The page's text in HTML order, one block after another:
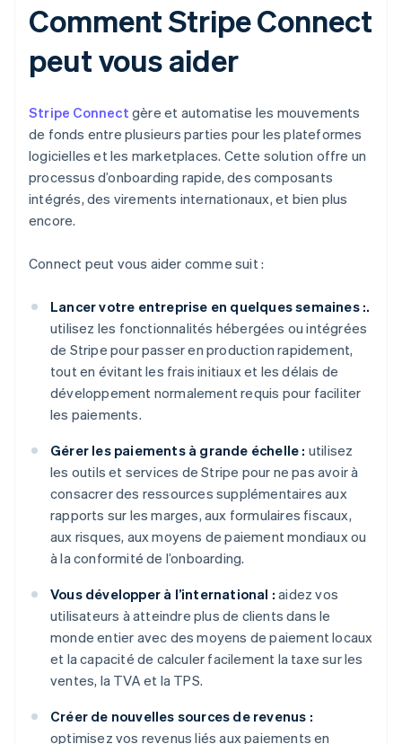
Comment Stripe Connect
peut vous aider
Stripe Connect gère et automatise les mouvements
de fonds entre plusieurs parties pour les plateformes
logicielles et les marketplaces. Cette solution offre un
processus d’onboarding rapide, des composants
intégrés, des virements internationaux, et bien plus
encore.
Connect peut vous aider comme suit :
Lancer votre entreprise en quelques semaines :.
utilisez les fonctionnalités hébergées ou intégrées
de Stripe pour passer en production rapidement,
tout en évitant les frais initiaux et les délais de
développement normalement requis pour faciliter
les paiements.
Gérer les paiements à grande échelle : utilisez
les outils et services de Stripe pour ne pas avoir à
consacrer des ressources supplémentaires aux
rapports sur les marges, aux formulaires fiscaux,
aux risques, aux moyens de paiement mondiaux ou
à la conformité de l’onboarding.
Vous développer à l’international : aidez vos
utilisateurs à atteindre plus de clients dans le
monde entier avec des moyens de paiement locaux
et la capacité de calculer facilement la taxe sur les
ventes, la TVA et la TPS.
Créer de nouvelles sources de revenus :
optimisez vos revenus liés aux paiements en